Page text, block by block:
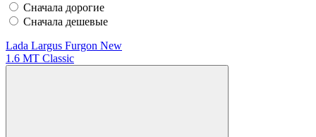
Сначала дорогие
Сначала дешевые
Lada Largus Furgon New
1.6 MT Classic